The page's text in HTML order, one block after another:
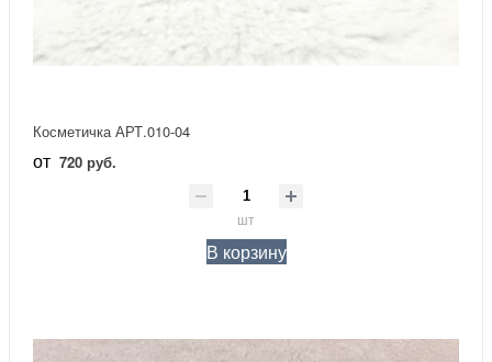
Косметичка АРТ.010-04
от 720 руб.
шт
В корзину